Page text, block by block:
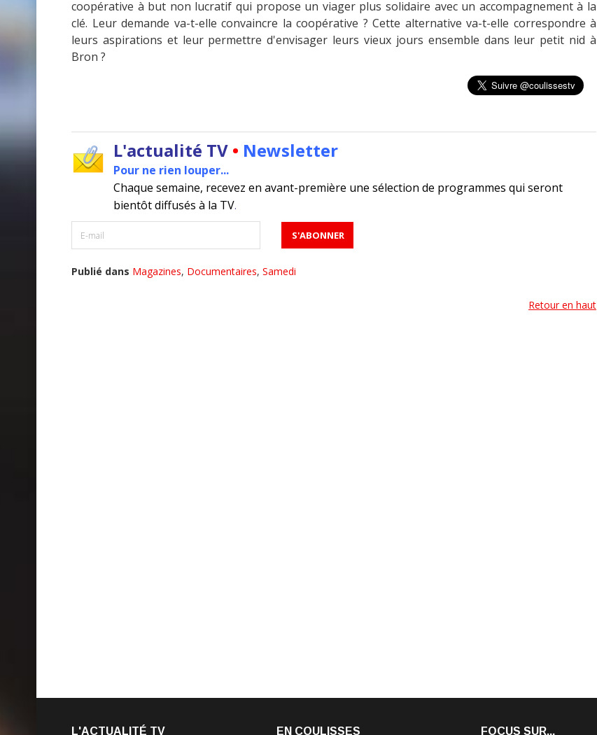
coopérative à but non lucratif qui propose un viager plus solidaire avec un accompagnement à la
clé. Leur demande va-t-elle convaincre la coopérative ? Cette alternative va-t-elle correspondre à
leurs aspirations et leur permettre d'envisager leurs vieux jours ensemble dans leur petit nid à
Bron ?
L'actualité TV • Newsletter
Pour ne rien louper...
Chaque semaine, recevez en avant-première une sélection de programmes qui seront
bientôt diffusés à la TV.
Publié dans Magazines, Documentaires, Samedi
Retour en haut
L'ACTUALITÉ TV EN COULISSES FOCUS SUR...